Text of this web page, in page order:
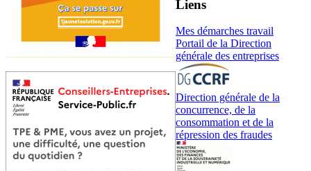
Liens
Mes démarches travail
Portail de la Direction
générale des entreprises
Direction générale de la
concurrence, de la
consommation et de la
répression des fraudes